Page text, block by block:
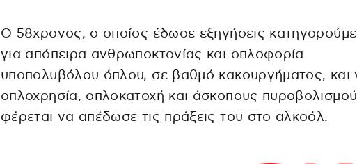
Ο 58χρονος, ο οποίος έδωσε εξηγήσεις
για απόπειρα ανθρωποκτονίας και οπλοφορία
υποπολυβόλου όπλου, σε βαθμό κακουργήματος, και
οπλοχρησία, οπλοκατοχή και άσκοπους
φέρεται να απέδωσε τις πράξεις του στο αλκοόλ.